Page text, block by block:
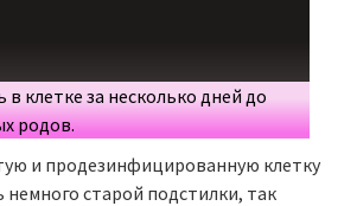
в клетке за несколько дней до
родов.
и продезинфицированную клетку
старой подстилки, так